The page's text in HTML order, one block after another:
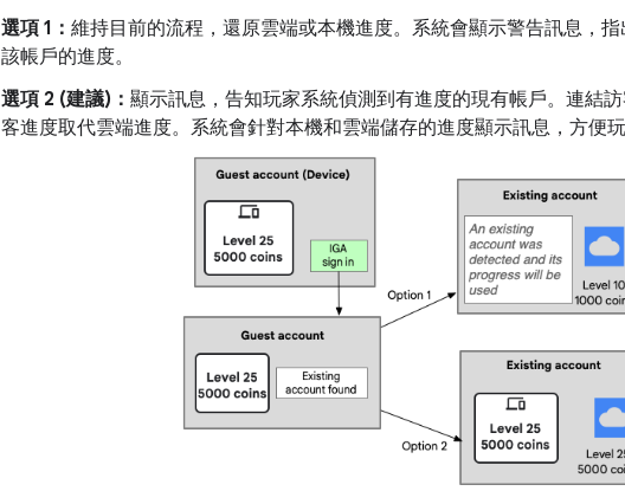
選項 1： 維持目前的流程，還原雲端或本機進度。系統會顯示警告訊息，
該帳戶的進度。
選項 2 (建議)： 顯示訊息，告知玩家系統偵測到有進度的現有帳戶。連結
客進度取代雲端進度。系統會針對本機和雲端儲存的進度顯示訊息，方便玩